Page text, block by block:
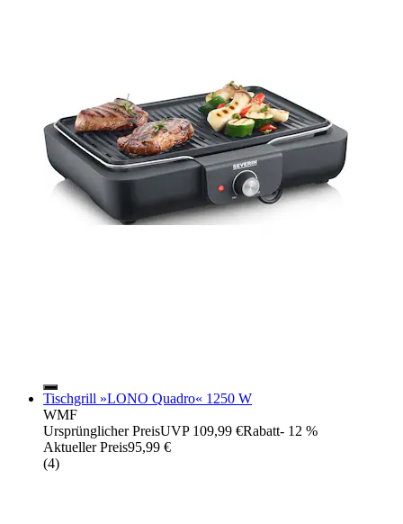
Tischgrill »LONO Quadro« 1250 W
WMF
Ursprünglicher PreisUVP 109,99 €Rabatt- 12 %
Aktueller Preis95,99 €
(4)